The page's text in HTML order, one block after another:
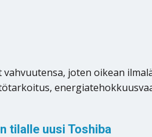
vahvuutensa, joten oikean
tilalle uusi Toshiba